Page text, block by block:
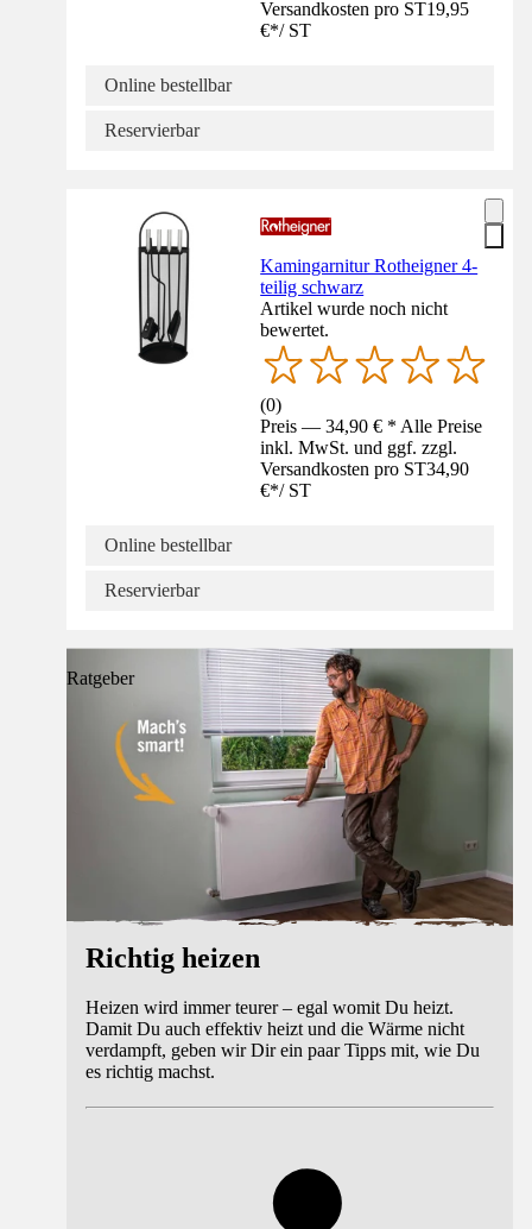
Versandkosten pro ST19,95
€*/ ST
Online bestellbar
Reservierbar
Kamingarnitur Rotheigner 4-
teilig schwarz
Artikel wurde noch nicht
bewertet.
(0)
Preis — 34,90 € * Alle Preise
inkl. MwSt. und ggf. zzgl.
Versandkosten pro ST34,90
€*/ ST
Online bestellbar
Reservierbar
Ratgeber
Richtig heizen
Heizen wird immer teurer – egal womit Du heizt.
Damit Du auch effektiv heizt und die Wärme nicht
verdampft, geben wir Dir ein paar Tipps mit, wie Du
es richtig machst.